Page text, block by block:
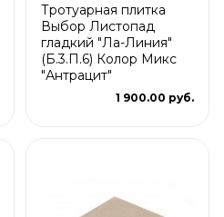
Тротуарная плитка
Выбор Листопад
гладкий "Ла-Линия"
(Б.3.П.6) Колор Микс
"Антрацит"
1 900.00 руб.